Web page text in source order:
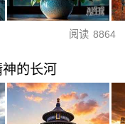
阅读 8864
的长河